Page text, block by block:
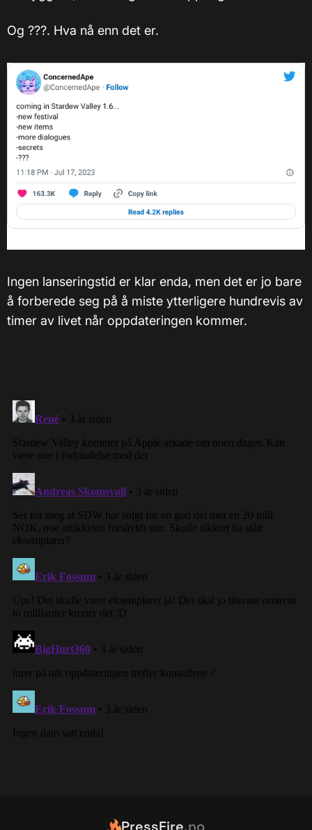
Og ???. Hva nå enn det er.
Ingen lanseringstid er klar enda, men det er jo bare
å forberede seg på å miste ytterligere hundrevis av
timer av livet når oppdateringen kommer.